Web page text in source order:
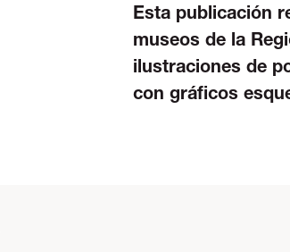
Esta publicación
museos de la
ilustraciones de
con gráﬁcos